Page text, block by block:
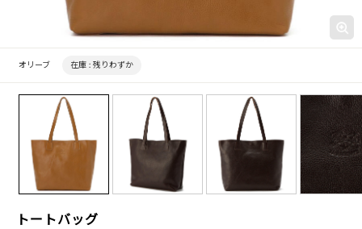
トートバッグ
オリーブ 在庫 : 残りわずか